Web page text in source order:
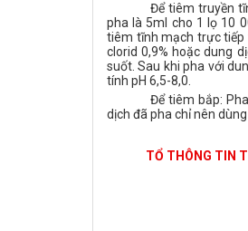
Để tiêm truyền
pha là 5ml cho 1 lọ 10
tiêm tĩnh mạch trực tiếp
clorid 0,9% hoặc dung
suốt. Sau khi pha với
tính pH 6,5-8,0.
Để tiêm bắp:
dịch đã pha chỉ nên
TỔ THÔNG TIN